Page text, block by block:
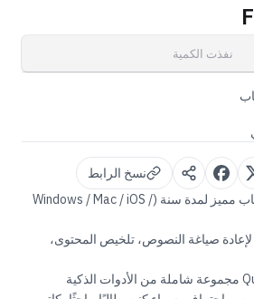
نفذت الكمية
نسخ الرابط
QuillBot Premium – حساب مميز لمدة سنة (Windows / Mac / iOS /
صياغة النصوص، تلخيص المحتوى،
يقدّم لك QuillBot Premium مجموعة شاملة من الأدوات الذكية